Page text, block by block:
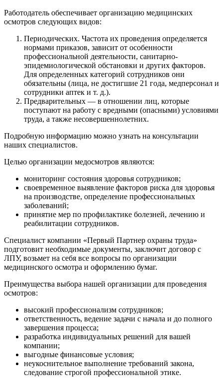
Работодатель обеспечивает организацию медицинских
осмотров следующих видов:
Периодических. Частота их проведения определяется
нормами приказов, зависит от особенности
профессиональной деятельности, санитарно-
эпидемиологической обстановки и других факторов.
Для определенных категорий сотрудников они
обязательны (лица, не достигшие 21 года, медперсонал и
сотрудники аптек и т. д.).
Предварительных — в отношении лиц, которые
поступают на работу с вредными (опасными) условиями
труда, а также несовершеннолетних.
Подробную информацию можно узнать на консультации
наших специалистов.
Целью организации медосмотров являются:
мониторинг состояния здоровья сотрудников;
своевременное выявление факторов риска для здоровья
на производстве, определение профессиональных
заболеваний;
принятие мер по профилактике болезней, лечению и
реабилитации сотрудников.
Специалист компании «Первый Партнер охраны труда»
подготовит необходимые документы, заключит договор с
ЛПУ, возьмет на себя все вопросы по организации
медицинского осмотра и оформлению бумаг.
Преимущества выбора нашей организации для проведения
осмотров:
высокий профессионализм сотрудников;
ответственность, ведение задачи с начала и до полного
завершения процесса;
разработка индивидуальных решений для вашей
компании;
выгодные финансовые условия;
неукоснительное выполнение требований закона,
следование строгой профессиональной этике.